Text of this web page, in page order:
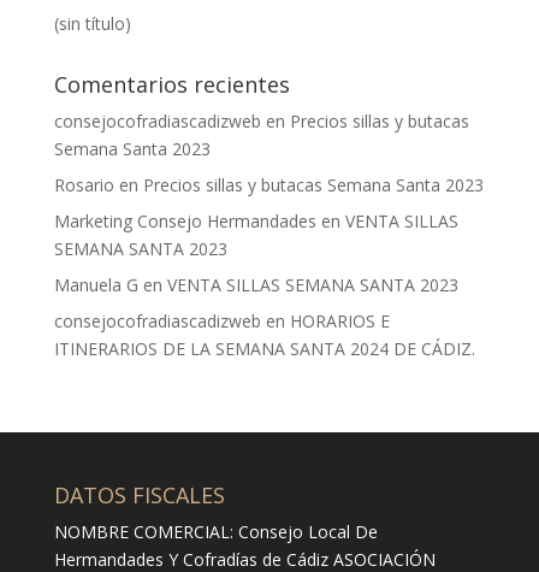
(sin título)
Comentarios recientes
consejocofradiascadizweb en Precios sillas y butacas
Semana Santa 2023
Rosario en Precios sillas y butacas Semana Santa 2023
Marketing Consejo Hermandades en VENTA SILLAS
SEMANA SANTA 2023
Manuela G en VENTA SILLAS SEMANA SANTA 2023
consejocofradiascadizweb en HORARIOS E
ITINERARIOS DE LA SEMANA SANTA 2024 DE CÁDIZ.
DATOS FISCALES
NOMBRE COMERCIAL: Consejo Local De
Hermandades Y Cofradías de Cádiz ASOCIACIÓN